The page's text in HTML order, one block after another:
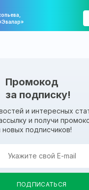
Промокод
за подписку!
и интересных
и получи
новых подписчиков!